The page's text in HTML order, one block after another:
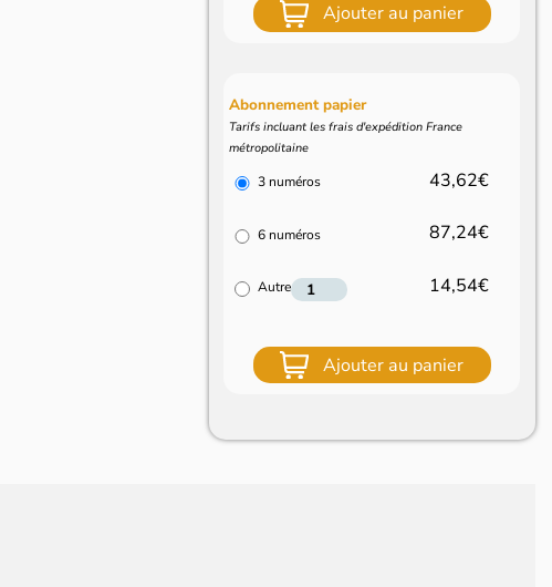
Ajouter au panier
Abonnement papier
Tarifs incluant les frais d'expédition France
métropolitaine
3 numéros 43,62€
6 numéros 87,24€
Autre 14,54€
Ajouter au panier